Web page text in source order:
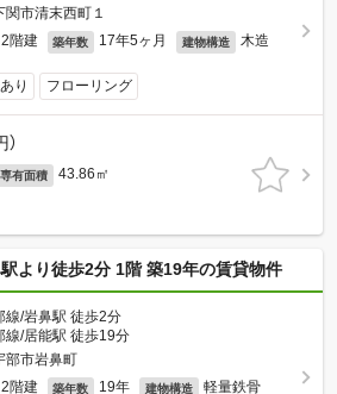
関市清末西町１
2階建 築年数 17年5ヶ月 建物構造 木造
り フローリング
専有面積 43.86㎡
より徒歩2分 1階 築19年の賃貸物件
線/岩鼻駅 徒歩2分
線/居能駅 徒歩19分
部市岩鼻町
2階建 築年数 19年 建物構造 軽量鉄骨